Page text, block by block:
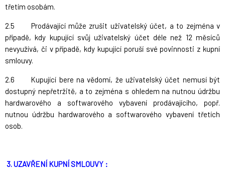
třetím osobám.
2.5 Prodávající může zrušit uživatelský účet, a to zejména v
případě, kdy kupující svůj uživatelský účet déle než 12 měsíců
nevyužívá, či v případě, kdy kupující poruší své povinnosti z kupní
smlouvy.
2.6 Kupující bere na vědomí, že uživatelský účet nemusí být
dostupný nepřetržitě, a to zejména s ohledem na nutnou údržbu
hardwarového a softwarového vybavení prodávajícího, popř.
nutnou údržbu hardwarového a softwarového vybavení třetích
osob.
3. UZAVŘENÍ KUPNÍ SMLOUVY :